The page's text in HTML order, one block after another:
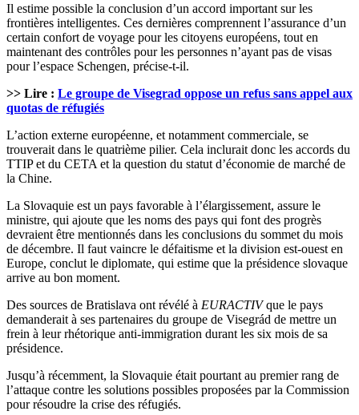
Il estime possible la conclusion d’un accord important sur les
frontières intelligentes. Ces dernières comprennent l’assurance d’un
certain confort de voyage pour les citoyens européens, tout en
maintenant des contrôles pour les personnes n’ayant pas de visas
pour l’espace Schengen, précise-t-il.
>> Lire : Le groupe de Visegrad oppose un refus sans appel aux
quotas de réfugiés
L’action externe européenne, et notamment commerciale, se
trouverait dans le quatrième pilier. Cela inclurait donc les accords du
TTIP et du CETA et la question du statut d’économie de marché de
la Chine.
La Slovaquie est un pays favorable à l’élargissement, assure le
ministre, qui ajoute que les noms des pays qui font des progrès
devraient être mentionnés dans les conclusions du sommet du mois
de décembre. Il faut vaincre le défaitisme et la division est-ouest en
Europe, conclut le diplomate, qui estime que la présidence slovaque
arrive au bon moment.
Des sources de Bratislava ont révélé à EURACTIVque le pays
demanderait à ses partenaires du groupe de Visegrád de mettre un
frein à leur rhétorique anti-immigration durant les six mois de sa
présidence.
Jusqu’à récemment, la Slovaquie était pourtant au premier rang de
l’attaque contre les solutions possibles proposées par la Commission
pour résoudre la crise des réfugiés.